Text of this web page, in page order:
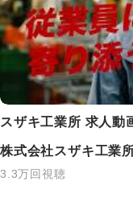
スザキ工業所 求人動
株式会社スザキ工業
3.3万回視聴